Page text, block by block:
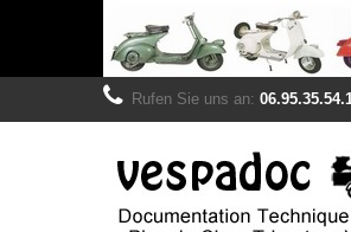
Rufen Sie uns an: